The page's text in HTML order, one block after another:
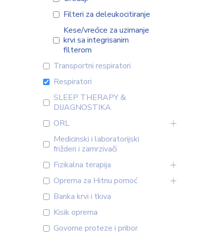
Filteri za deleukocitiranje
Kese/vrećice za uzimanje
krvi sa integrisanim
filterom
Transportni respiratori
Respiratori
SLEEP THERAPY &
DIJAGNOSTIKA
ORL
Medicinski i laboratorijski
frižderi i zamrzivači
Fizikalna terapija
Oprema za Hitnu pomoć
Banka krvi i tkiva
Kisik oprema
Govorne proteze i pribor